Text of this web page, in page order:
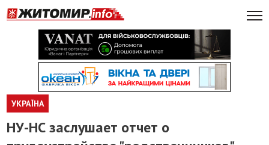
УКРАЇНА
НУ-НС заслушает отчет о